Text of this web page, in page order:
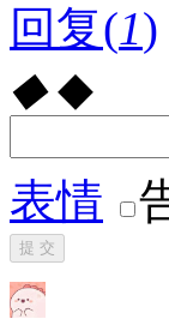
回复(1)
◆ ◆
表情
提 交